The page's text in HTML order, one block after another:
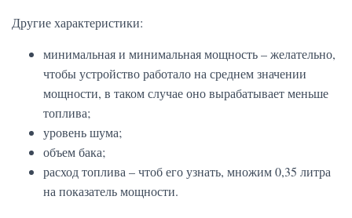
Другие характеристики:
минимальная и минимальная мощность – желательно,
чтобы устройство работало на среднем значении
мощности, в таком случае оно вырабатывает меньше
топлива;
уровень шума;
объем бака;
расход топлива – чтоб его узнать, множим 0,35 литра
на показатель мощности.